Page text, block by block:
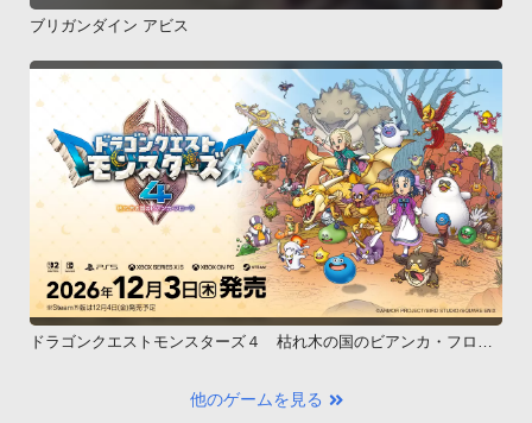
ブリガンダイン アビス
ドラゴンクエストモンスターズ４ 枯れ木の国のビアンカ・フロー
他のゲームを見る